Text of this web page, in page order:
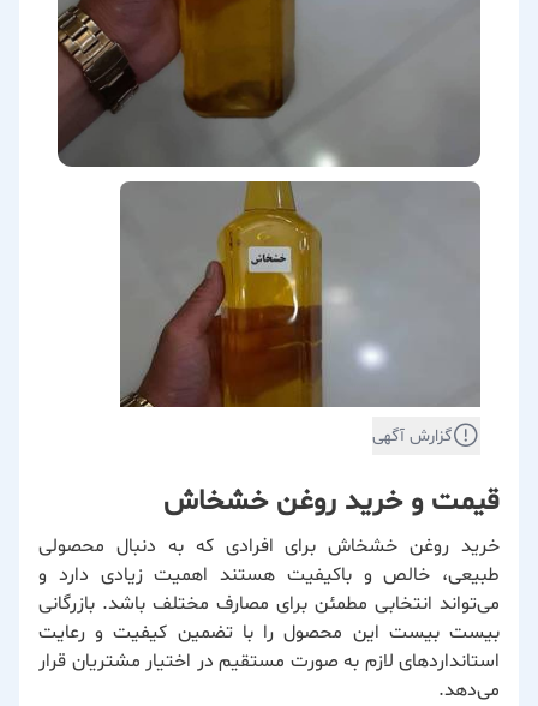
گزارش آگهی
قیمت و خرید روغن خشخاش
خرید روغن خشخاش برای افرادی که به دنبال محصولی
طبیعی، خالص و باکیفیت هستند اهمیت زیادی دارد و
می‌تواند انتخابی مطمئن برای مصارف مختلف باشد. بازرگانی
بیست بیست این محصول را با تضمین کیفیت و رعایت
استانداردهای لازم به صورت مستقیم در اختیار مشتریان قرار
می‌دهد.